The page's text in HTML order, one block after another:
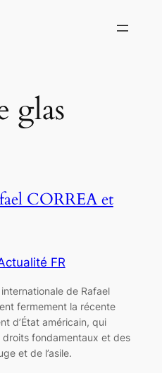
glas
CORREA et
FR
de Rafael
fermement la récente
d’État américain, qui
fondamentaux et des
et de l’asile.